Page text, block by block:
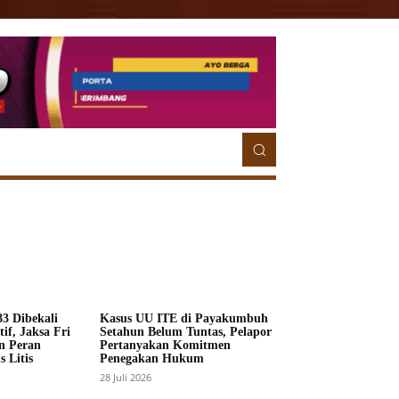
Dibekali
Jaksa Fri
Peran
Litis
Kasus UU ITE di Payakumbuh
Setahun Belum Tuntas, Pelapor
Pertanyakan Komitmen
Penegakan Hukum
28 Juli 2026